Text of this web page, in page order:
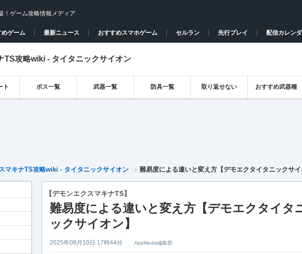
！ゲーム攻略情報メディア
めゲーム 最新ニュース おすすめスマホゲーム セルラン 先行プレイ 配信カレン
TS攻略wiki - タイタニックサイオン
ト ボス一覧 武器一覧 防具一覧 取り返せない おすすめ武器種
マキナTS攻略wiki - タイタニックサイオン 難易度による違いと変え方【デモエクタイタニックサイ
【デモンエクスマキナTS】
難易度による違いと変え方【デモエクタイタ
ックサイオン】
2025年09月10日 17時44分 AppMedia編集部